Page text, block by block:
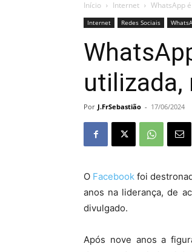
Início Internet WhatsApp
Internet Redes Sociais
utilizada,
Por J.FrSebastião - 17/06/2024
O Facebook foi
anos na liderança, de
divulgado.
Após nove anos a